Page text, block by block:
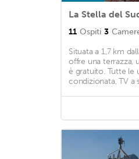
La Stella del
11 Ospiti 3
Situata a 1,7 km
offre una terrazza,
è gratuito. Tutte le
condizionata, TV a